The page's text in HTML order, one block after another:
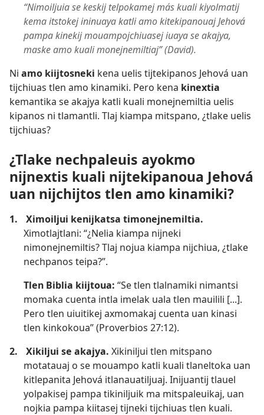
“Nimoiljuia se keskij telpokamej más kuali kiyolmatij
kema itstokej ininuaya katli amo kitekipanouaj Jehová
pampa kinekij mouampojchiuasej iuaya se akajya,
maske amo kuali monejnemiltiaj” (David).
Ni amo kiijtosneki kena uelis tijtekipanos Jehová uan
tijchiuas tlen amo kinamiki. Pero kena kinextia
kemantika se akajya katli kuali monejnemiltia uelis
kipanos ni tlamantli. Tlaj kiampa mitspano, ¿tlake uelis
tijchiuas?
¿Tlake nechpaleuis ayokmo
nijnextis kuali nijtekipanoua Jehová
uan nijchijtos tlen amo kinamiki?
1.
Ximoiljui kenijkatsa timonejnemiltia.
Ximotlajtlani: “¿Nelia kiampa nijneki
nimonejnemiltis? Tlaj nojua kiampa nijchiua, ¿tlake
nechpanos teipa?”.
Tlen Biblia kiijtoua: “Se tlen tlalnamiki nimantsi
momaka cuenta intla imelak uala tlen mauilili [...].
Pero tlen uiuitikej axmomakaj cuenta uan kinasi
tlen kinkokoua” (Proverbios 27:12).
2.
Xikiljui se akajya. Xikiniljui tlen mitspano
motatauaj o se mouampo katli kuali tlaneltoka uan
kitlepanita Jehová itlanauatiljuaj. Inijuantij tlauel
yolpakisej pampa tikiniljuik ma mitspaleuikaj, uan
nojkia pampa kiitasej tijneki tijchiuas tlen kuali.